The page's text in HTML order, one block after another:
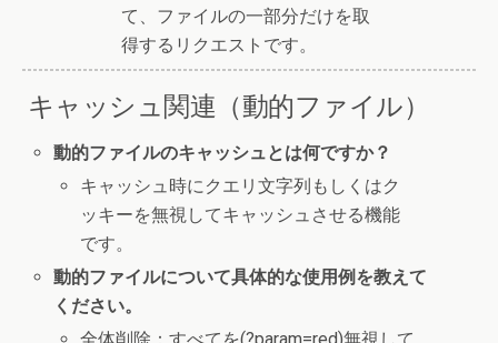
て、ファイルの一部分だけを取
得するリクエストです。
キャッシュ関連（動的ファイル）
動的ファイルのキャッシュとは何ですか？
キャッシュ時にクエリ文字列もしくはク
ッキーを無視してキャッシュさせる機能
です。
動的ファイルについて具体的な使用例を教えて
ください。
全体削除：すべてを(?param=red)無視して